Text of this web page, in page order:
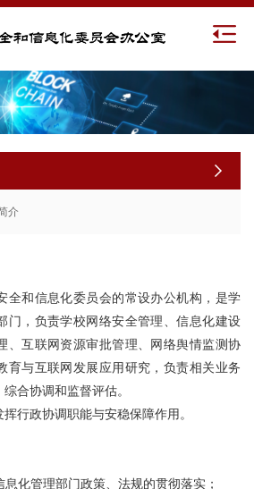
介
全和信息化委员会的常设办公机构，是学
门，负责学校网络安全管理、信息化建设
、互联网资源审批管理、网络舆情监测协
育与互联网发展应用研究，负责相关业务
合协调和监督评估。
行政协调职能与安稳保障作用。
化管理部门政策、法规的贯彻落实；